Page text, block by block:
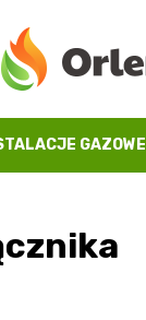
GAZOWE